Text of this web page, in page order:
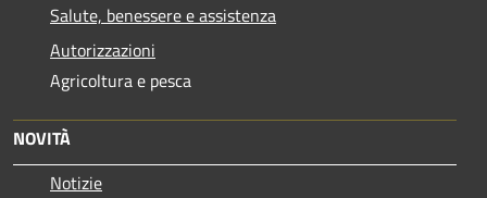
Salute, benessere e assistenza
Autorizzazioni
Agricoltura e pesca
NOVITÀ
Notizie